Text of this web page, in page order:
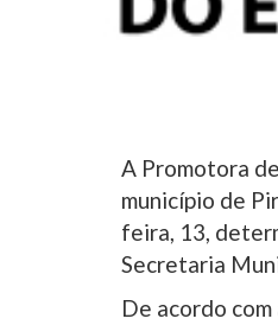
A Promotora
município de
feira, 13,
Secretaria
De acordo